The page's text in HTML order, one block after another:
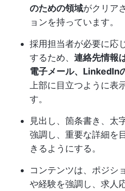
のための領域がクリア
ョンを持っています。
採用担当者が必要に応
するため、 連絡先情報
電子メール、LinkedIn
上部に目立つように
す。
見出し、箇条書き、太
強調し、重要な詳細を
きるようにする。
コンテンツは、ポジシ
や経験を強調し、求人